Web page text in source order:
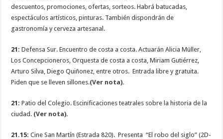
descuentos, promociones, ofertas, sorteos. Habrá batucadas,
espectáculos artísticos, pinturas. También dispondrán de
gastronomía y cerveza artesanal.
21:Defensa Sur. Encuentro de costa a costa. Actuarán Alicia Müller,
Los Concepcioneros, Orquesta de costa a costa, Miriam Gutiérrez,
Arturo Silva, Diego Quiñonez, entre otros. Entrada libre y gratuita.
Piden que se lleven sillones.(Ver nota).
21:Patio del Colegio. Escinificaciones teatrales sobre la historia de la
ciudad. (Ver nota).
21.15:Cine San Martín (Estrada 820). Presenta “El robo del siglo” (2D-